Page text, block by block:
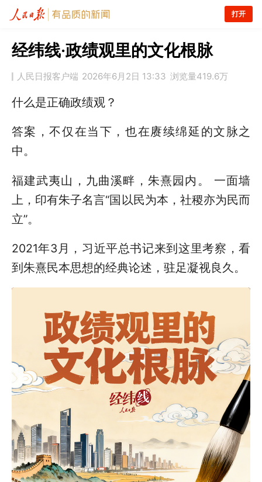
打开
经纬线·政绩观里的文化根脉
人民日报客户端 2026年6月2日 13:33 浏览量419.6万
什么是正确政绩观？
答案，不仅在当下，也在赓续绵延的文脉之
中。
福建武夷山，九曲溪畔，朱熹园内。 一面墙
上，印有朱子名言“国以民为本，社稷亦为民而
立”。
2021年3月，习近平总书记来到这里考察，看
到朱熹民本思想的经典论述，驻足凝视良久。